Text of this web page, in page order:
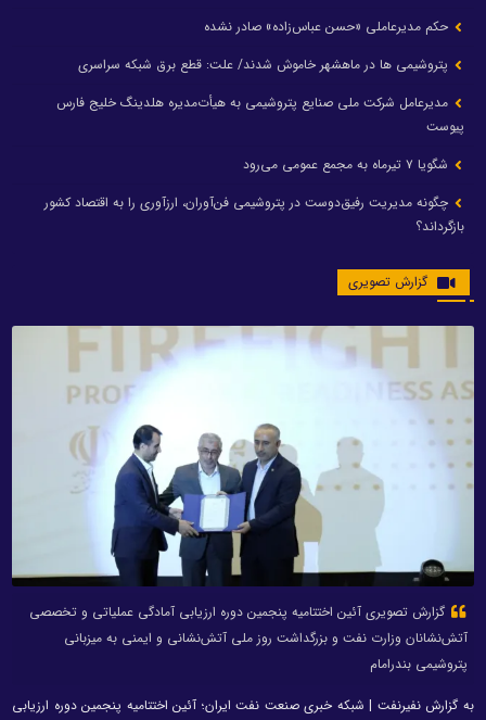
حکم مدیرعاملی «حسن عباس‌زاده» صادر نشده
پتروشیمی ها در ماهشهر خاموش شدند/ علت: قطع برق شبکه سراسری
مدیرعامل شرکت ملی صنایع پتروشیمی به هیأت‌مدیره هلدینگ خلیج فارس
پیوست
شگویا ۷ تیرماه به مجمع عمومی می‌رود
چگونه مدیریت رفیق‌دوست در پتروشیمی فن‌آوران، ارزآوری را به اقتصاد کشور
بازگرداند؟
گزارش تصویری
گزارش تصویری آئین اختتامیه پنجمین دوره ارزیابی آمادگی عملیاتی و تخصصی
آتش‌نشانان وزارت نفت و بزرگداشت روز ملی آتش‌نشانی و ایمنی به میزبانی
پتروشیمی بندرامام
به گزارش نفیرنفت | شبکه خبری صنعت نفت ایران؛ آئین اختتامیه پنجمین دوره ارزیابی